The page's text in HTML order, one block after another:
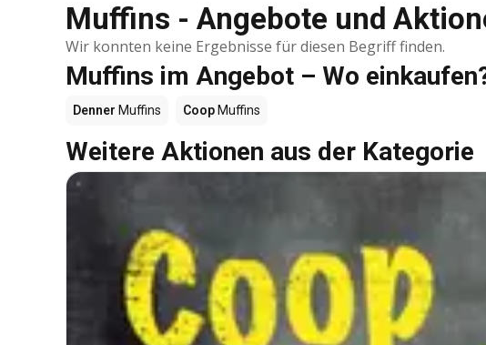
Muffins - Angebote und
Wir konnten keine Ergebnisse für diesen Begriff finden.
Muffins im Angebot – Wo
Denner Muffins Coop Muffins
Weitere Aktionen aus der Kategorie